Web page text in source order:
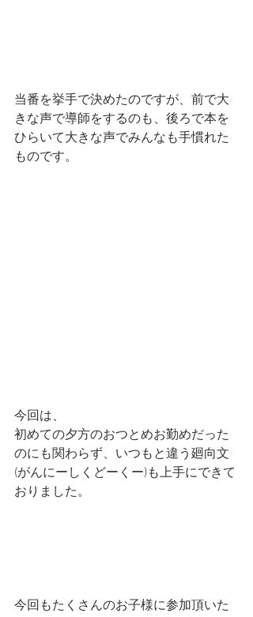
当番を挙手で決めたのですが、前で大
きな声で導師をするのも、後ろで本を
ひらいて大きな声でみんなも手慣れた
ものです。
今回は、
初めての夕方のおつとめお勤めだった
のにも関わらず、いつもと違う廻向文
(がんにーしくどーくー)も上手にできて
おりました。
今回もたくさんのお子様に参加頂いた